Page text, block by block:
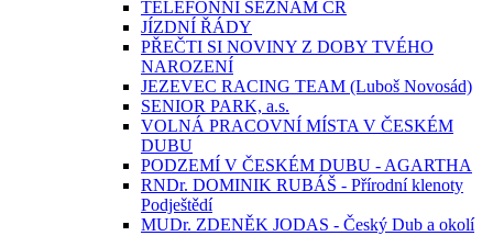
TELEFONNÍ SEZNAM ČR
JÍZDNÍ ŘÁDY
PŘEČTI SI NOVINY Z DOBY TVÉHO
NAROZENÍ
JEZEVEC RACING TEAM (Luboš Novosád)
SENIOR PARK, a.s.
VOLNÁ PRACOVNÍ MÍSTA V ČESKÉM
DUBU
PODZEMÍ V ČESKÉM DUBU - AGARTHA
RNDr. DOMINIK RUBÁŠ - Přírodní klenoty
Podještědí
MUDr. ZDENĚK JODAS - Český Dub a okolí